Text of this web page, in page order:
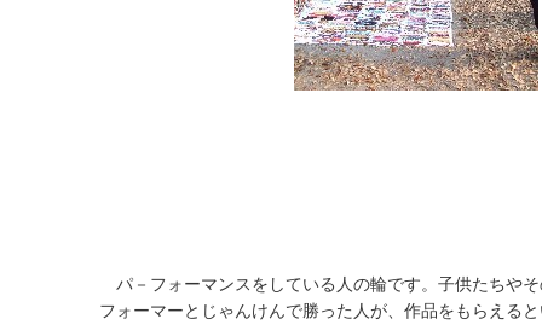
パ－フォーマンスをしている人の輪です。子供たちや
フォーマーとじゃんけんで勝った人が、作品をもらえる